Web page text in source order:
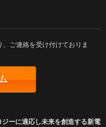
ご連絡を受け付けておりま
ーに適応し未来を創造する新電